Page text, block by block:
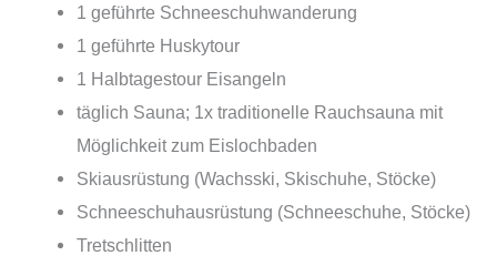
1 geführte Schneeschuhwanderung
1 geführte Huskytour
1 Halbtagestour Eisangeln
täglich Sauna; 1x traditionelle Rauchsauna mit
Möglichkeit zum Eislochbaden
Skiausrüstung (Wachsski, Skischuhe, Stöcke)
Schneeschuhausrüstung (Schneeschuhe, Stöcke)
Tretschlitten